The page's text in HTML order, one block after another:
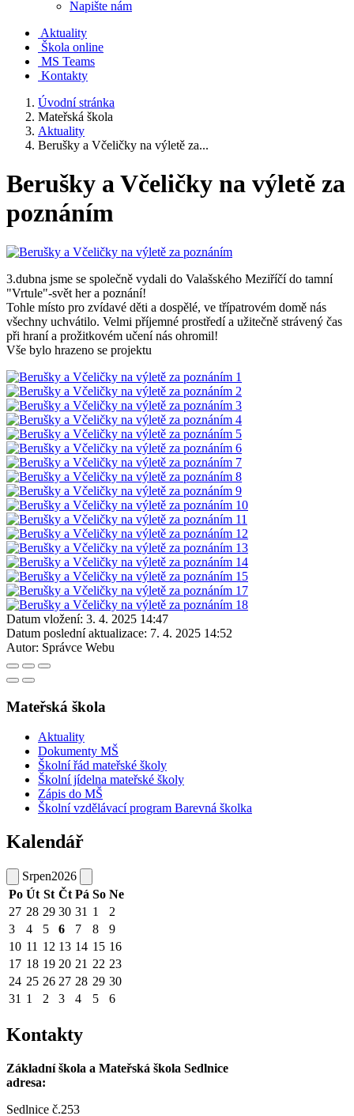
Napište nám
Aktuality
Škola online
MS Teams
Kontakty
Úvodní stránka
Mateřská škola
Aktuality
Berušky a Včeličky na výletě za...
Berušky a Včeličky na výletě za
poznáním
3.dubna jsme se společně vydali do Valašského Meziříčí do tamní
"Vrtule"-svět her a poznání!
Tohle místo pro zvídavé děti a dospělé, ve třípatrovém domě nás
všechny uchvátilo. Velmi příjemné prostředí a užitečně strávený čas
při hraní a prožitkovém učení nás ohromil!
Vše bylo hrazeno se projektu
Datum vložení: 3. 4. 2025 14:47
Datum poslední aktualizace: 7. 4. 2025 14:52
Autor: Správce Webu
Mateřská škola
Aktuality
Dokumenty MŠ
Školní řád mateřské školy
Školní jídelna mateřské školy
Zápis do MŠ
Školní vzdělávací program Barevná školka
Kalendář
Srpen2026
Po Út St Čt Pá So Ne
27 28 29 30 31 1
2
3
4 5 6 7 8
9
10 11 12 13 14 15 16
17 18 19 20 21 22 23
24 25 26 27 28 29 30
31 1 2 3 4 5 6
Kontakty
Základní škola a Mateřská škola Sedlnice
adresa:
Sedlnice č.253